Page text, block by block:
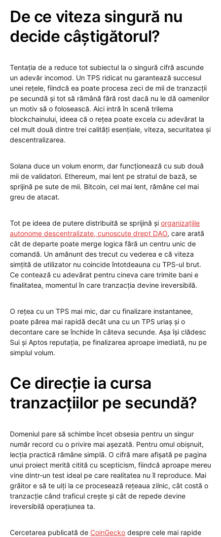
De ce viteza singură nu
decide câștigătorul?
Tentația de a reduce tot subiectul la o singură cifră ascunde
un adevăr incomod. Un TPS ridicat nu garantează succesul
unei rețele, fiindcă ea poate procesa zeci de mii de tranzacții
pe secundă și tot să rămână fără rost dacă nu le dă oamenilor
un motiv să o folosească. Aici intră în scenă trilema
blockchainului, ideea că o rețea poate excela cu adevărat la
cel mult două dintre trei calități esențiale, viteza, securitatea și
descentralizarea.
Solana duce un volum enorm, dar funcționează cu sub două
mii de validatori. Ethereum, mai lent pe stratul de bază, se
sprijină pe sute de mii. Bitcoin, cel mai lent, rămâne cel mai
greu de atacat.
Tot pe ideea de putere distribuită se sprijină și organizațiile
autonome descentralizate, cunoscute drept DAO, care arată
cât de departe poate merge logica fără un centru unic de
comandă. Un amănunt des trecut cu vederea e că viteza
simțită de utilizator nu coincide întotdeauna cu TPS-ul brut.
Ce contează cu adevărat pentru cineva care trimite bani e
finalitatea, momentul în care tranzacția devine ireversibilă.
O rețea cu un TPS mai mic, dar cu finalizare instantanee,
poate părea mai rapidă decât una cu un TPS uriaș și o
decontare care se închide în câteva secunde. Așa își clădesc
Sui și Aptos reputația, pe finalizarea aproape imediată, nu pe
simplul volum.
Ce direcție ia cursa
tranzacțiilor pe secundă?
Domeniul pare să schimbe încet obsesia pentru un singur
număr record cu o privire mai așezată. Pentru omul obișnuit,
lecția practică rămâne simplă. O cifră mare afișată pe pagina
unui proiect merită citită cu scepticism, fiindcă aproape mereu
vine dintr-un test ideal pe care realitatea nu îl reproduce. Mai
grăitor e să te uiți la ce procesează rețeaua zilnic, cât costă o
tranzacție când traficul crește și cât de repede devine
ireversibilă operațiunea ta.
Cercetarea publicată de CoinGecko despre cele mai rapide